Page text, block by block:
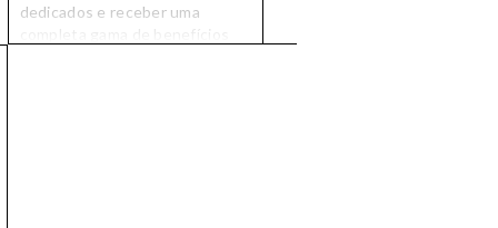
dedicados e receber uma
completa gama de benefícios